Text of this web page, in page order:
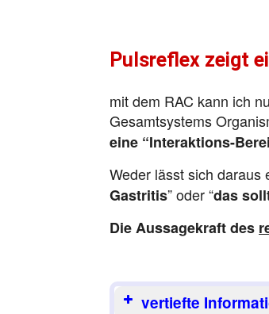
Pulsreflex zeigt
mit dem RAC kann ich
Gesamtsystems
eine “Interaktions-
Weder lässt sich daraus
Gastritis” oder “das
Die Aussagekraft des
vertiefte